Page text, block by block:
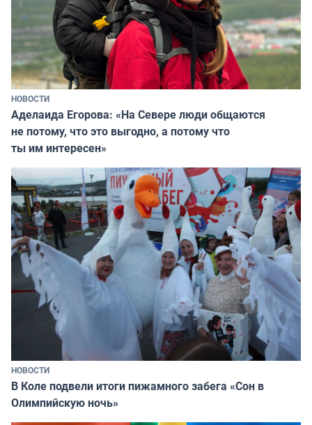
НОВОСТИ
Аделаида Егорова: «На Севере люди общаются
не потому, что это выгодно, а потому что
ты им интересен»
НОВОСТИ
В Коле подвели итоги пижамного забега «Сон в
Олимпийскую ночь»